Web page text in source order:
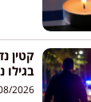
קטין
2026